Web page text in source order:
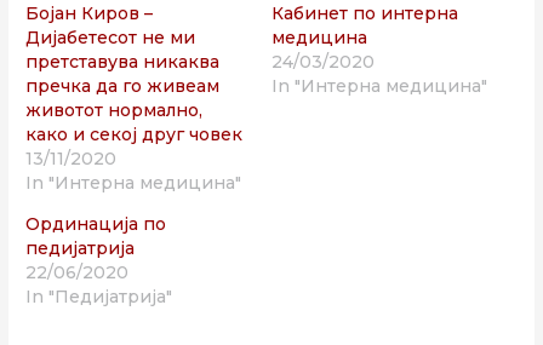
Бојан Киров –
Дијабетесот не ми
претставува никаква
пречка да го живеам
животот нормално,
како и секој друг човек
13/11/2020
In "Интерна медицина"
Кабинет по интерна
медицина
24/03/2020
In "Интерна медицина"
Ординација по
педијатрија
22/06/2020
In "Педијатрија"